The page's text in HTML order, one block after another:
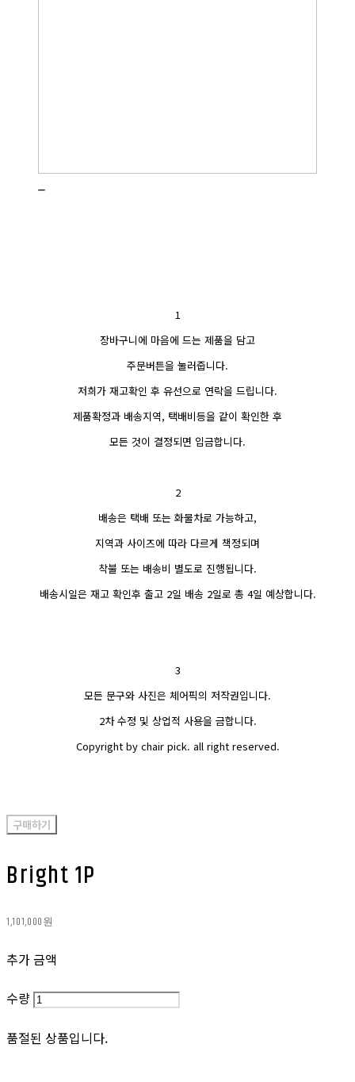
1
장바구니에 마음에 드는 제품을 담고
주문버튼을 눌러줍니다.
저희가 재고확인 후 유선으로 연락을 드립니다.
제품확정과 배송지역, 택배비등을 같이 확인한 후
모든 것이 결정되면 입금합니다.
2
배송은 택배 또는 화물차로 가능하고,
지역과 사이즈에 따라 다르게 책정되며
착불 또는 배송비 별도로 진행됩니다.
배송시일은 재고 확인후 출고 2일 배송 2일로 총 4일 예상합니다.
3
모든 문구와 사진은 체어픽의 저작권입니다.
2차 수정 및 상업적 사용을 금합니다.
Copyright by chair pick. all right reserved.
구매하기
Bright 1P
1,101,000원
추가 금액
수량
품절된 상품입니다.